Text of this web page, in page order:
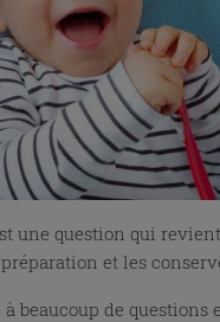
une question qui
et les
beaucoup de questions